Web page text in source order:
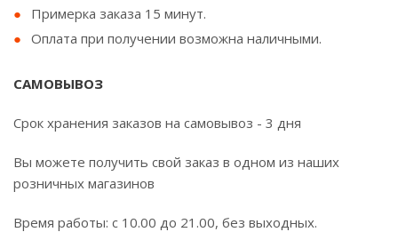
Примерка заказа 15 минут.
Оплата при получении возможна наличными.
САМОВЫВОЗ
Срок хранения заказов на самовывоз - 3 дня
Вы можете получить свой заказ в одном из наших
розничных магазинов
Время работы: с 10.00 до 21.00, без выходных.